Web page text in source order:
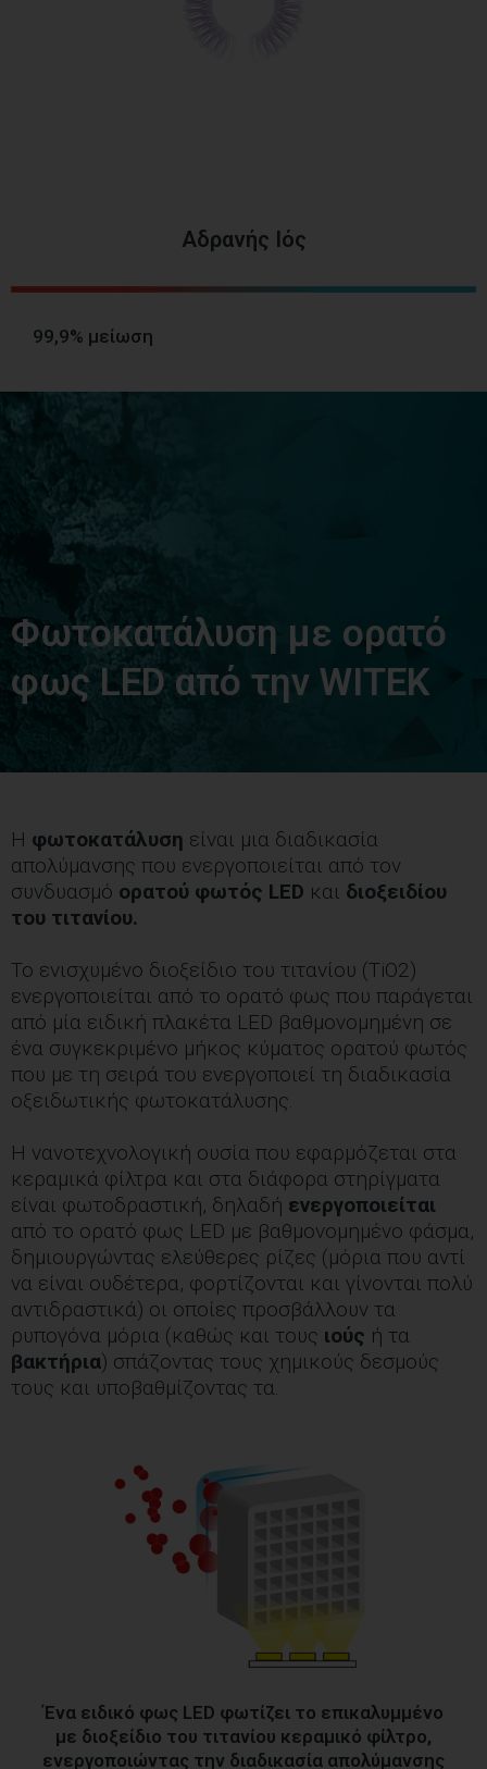
Αδρανής Ιός
99,9% μείωση
Φωτοκατάλυση με ορατό
φως LED από την WITEK
Η φωτοκατάλυση είναι μια διαδικασία
απολύμανσης που ενεργοποιείται από τον
συνδυασμό ορατού φωτός LED και διοξειδίου
του τιτανίου.
Το ενισχυμένο διοξείδιο του τιτανίου (TiO2)
ενεργοποιείται από το ορατό φως που παράγεται
από μία ειδική πλακέτα LED βαθμονομημένη σε
ένα συγκεκριμένο μήκος κύματος ορατού φωτός
που με τη σειρά του ενεργοποιεί τη διαδικασία
οξειδωτικής φωτοκατάλυσης.
Η νανοτεχνολογική ουσία που εφαρμόζεται στα
κεραμικά φίλτρα και στα διάφορα στηρίγματα
είναι φωτοδραστική, δηλαδή ενεργοποιείται
από το ορατό φως LED με βαθμονομημένο φάσμα,
δημιουργώντας ελεύθερες ρίζες (μόρια που αντί
να είναι ουδέτερα, φορτίζονται και γίνονται πολύ
αντιδραστικά) οι οποίες προσβάλλουν τα
ρυπογόνα μόρια (καθώς και τους ιούς ή τα
βακτήρια) σπάζοντας τους χημικούς δεσμούς
τους και υποβαθμίζοντας τα.
Ένα ειδικό φως LED φωτίζει το επικαλυμμένο
με διοξείδιο του τιτανίου κεραμικό φίλτρο,
ενεργοποιώντας την διαδικασία απολύμανσης